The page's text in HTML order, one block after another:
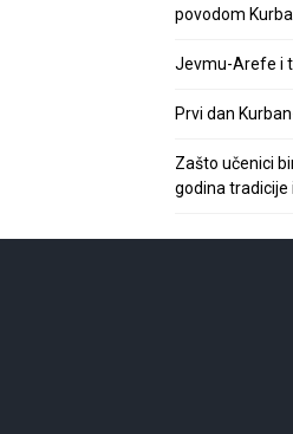
povodom
Jevmu-Arefe i
Prvi dan
Zašto učenici
godina tradicije